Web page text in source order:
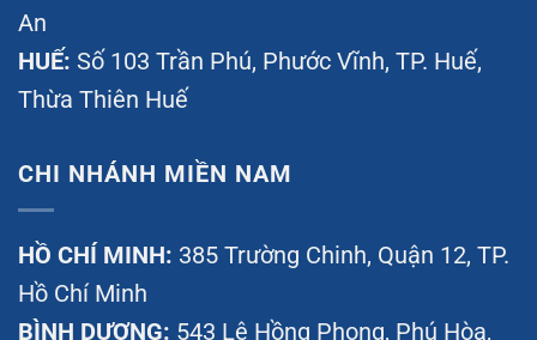
An
HUẾ: Số 103 Trần Phú, Phước Vĩnh, TP. Huế,
Thừa Thiên Huế
CHI NHÁNH MIỀN NAM
HỒ CHÍ MINH: 385 Trường Chinh, Quận 12, TP.
Hồ Chí Minh
BÌNH DƯƠNG: 543 Lê Hồng Phong, Phú Hòa,